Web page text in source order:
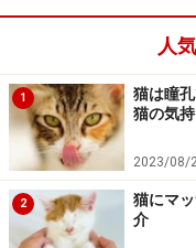
たるみは、ケンカな
大きな血管を守るた
役割をします。太も
ていたり、伸びやす
に感じられるのが皮
はありません。
しかし、見た目・触
人
1
猫は瞳
猫の気
2023/08/
2
猫にマ
介